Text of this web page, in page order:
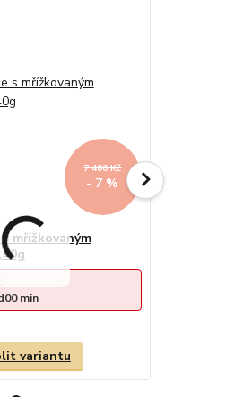
7 400 Kč
- 7 %
mřížkovaným
00min
variantu